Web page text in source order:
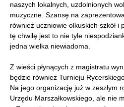
naszych lokalnych, uzdolnionych
muzyczne. Szansę na
również uczniowie olkuskich szkół
tę chwilę jest to nie tyle
jedna wielka niewiadoma.
Z wieści płynących z magistratu
będzie również Turnieju
Na jego organizację już w zeszłym
Urzędu Marszałkowskiego, ale nie